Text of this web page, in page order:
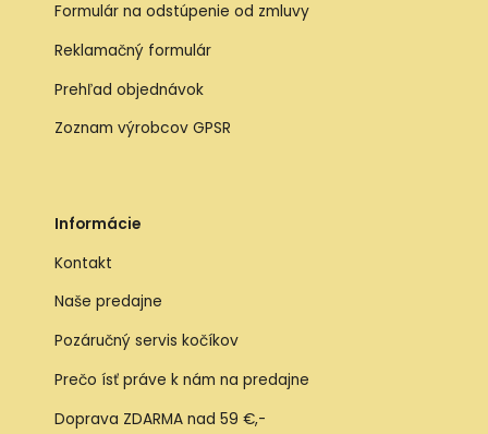
Formulár na odstúpenie od zmluvy
Reklamačný formulár
Prehľad objednávok
Zoznam výrobcov GPSR
Informácie
Kontakt
Naše predajne
Pozáručný servis kočíkov
Prečo ísť práve k nám na predajne
Doprava ZDARMA nad 59 €,-